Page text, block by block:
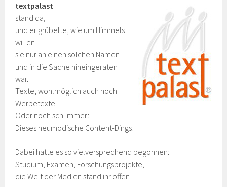
textpalast
stand da,
und er grübelte, wie um Himmels
willen
sie nur an einen solchen Namen
und in die Sache hineingeraten
war.
Texte, wohlmöglich auch noch
Werbetexte.
Oder noch schlimmer:
Dieses neumodische Content-Dings!
Dabei hatte es so vielversprechend begonnen:
Studium, Examen, Forschungsprojekte,
die Welt der Medien stand ihr offen…